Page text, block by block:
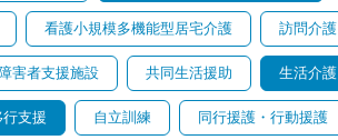
看護小規模多機能型居宅介護 訪問介護
障害者支援施設 共同生活援助 生活介護
支援 自立訓練 同行援護・行動援護